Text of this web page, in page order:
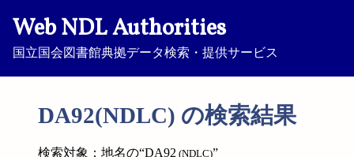
Web NDL Authorities
国立国会図書館典拠データ検索・提供サービス
DA92(NDLC) の検索結果
検索対象：地名の“DA92 (NDLC)”